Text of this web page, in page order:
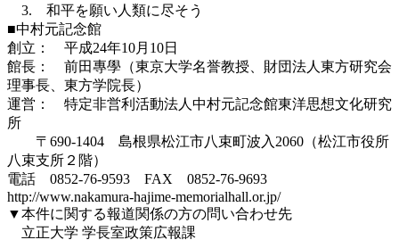
3. 和平を願い人類に尽そう
■中村元記念館
創立： 平成24年10月10日
館長： 前田專學（東京大学名誉教授、財団法人東方研究会
理事長、東方学院長）
運営： 特定非営利活動法人中村元記念館東洋思想文化研究
所
〒690-1404 島根県松江市八束町波入2060（松江市役所
八束支所２階）
電話 0852-76-9593 FAX 0852-76-9693
http://www.nakamura-hajime-memorialhall.or.jp/
▼本件に関する報道関係の方の問い合わせ先
立正大学 学長室政策広報課